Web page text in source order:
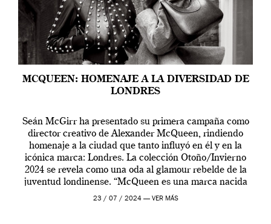
MCQUEEN: HOMENAJE A LA DIVERSIDAD DE
LONDRES
Seán McGirr ha presentado su primera campaña como
director creativo de Alexander McQueen, rindiendo
homenaje a la ciudad que tanto influyó en él y en la
icónica marca: Londres. La colección Otoño/Invierno
2024 se revela como una oda al glamour rebelde de la
juventud londinense. “McQueen es una marca nacida
en Londres y siempre ha […]
23 / 07 / 2024 — VER MÁS